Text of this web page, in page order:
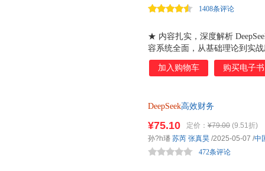
★ 内容扎实，深度解析
容系统全面，从基础理论到实
权威可靠的知识体系。 实用性
细的操作指南，帮助读者真正
用 ：帮助读者将 DeepSeek 技
理 ：本书定价合理，内容权威
入，性价比极高，是学习
价格，提供高质
1408条评论
加入购物车 购买电子书
DeepSeek高效财务
¥75.10 定价： ¥79.00 (9.51折)
472条评论
孙?h璠 苏芮 张真昊 /2025-05-07 /中